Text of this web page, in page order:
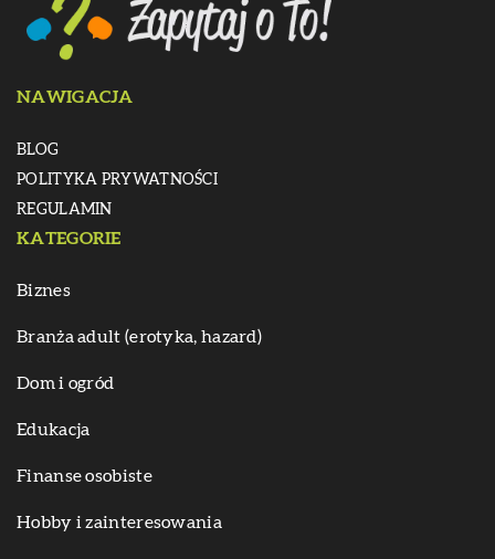
NAWIGACJA
BLOG
POLITYKA PRYWATNOŚCI
REGULAMIN
KATEGORIE
Biznes
Branża adult (erotyka, hazard)
Dom i ogród
Edukacja
Finanse osobiste
Hobby i zainteresowania